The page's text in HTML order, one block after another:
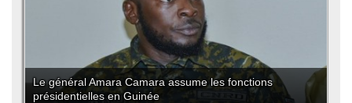
Le général Amara Camara assume les fonctions
présidentielles en Guinée